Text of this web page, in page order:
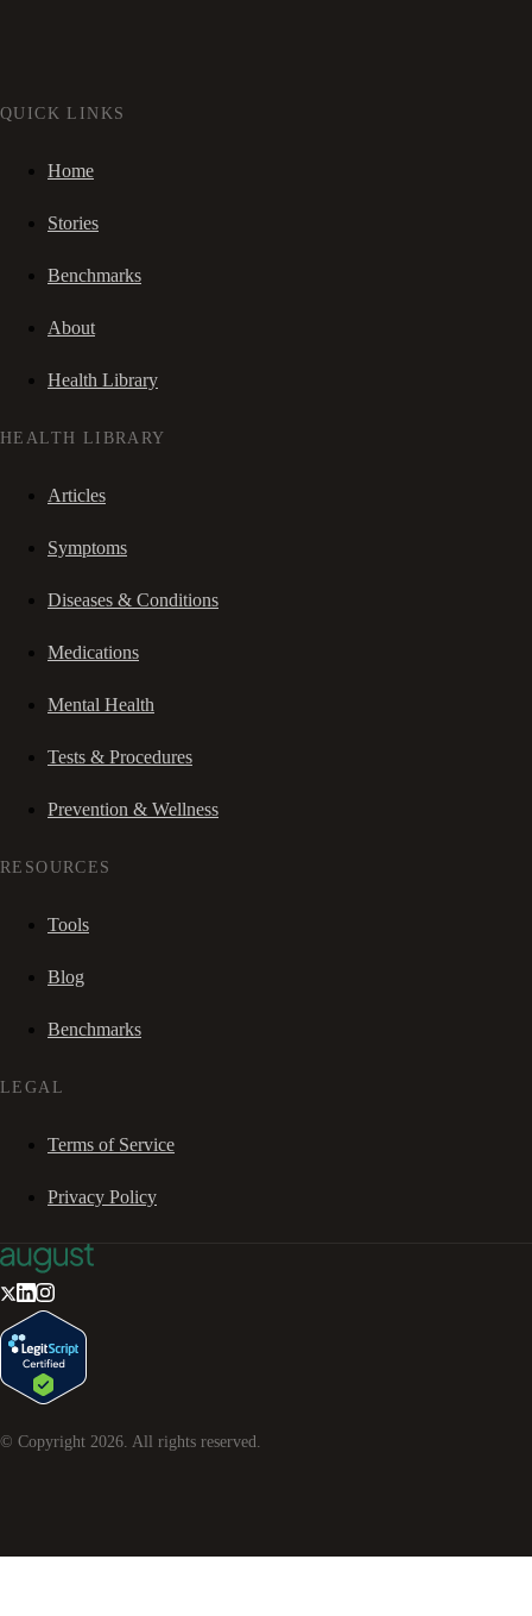
QUICK LINKS
Home
Stories
Benchmarks
About
Health Library
HEALTH LIBRARY
Articles
Symptoms
Diseases & Conditions
Medications
Mental Health
Tests & Procedures
Prevention & Wellness
RESOURCES
Tools
Blog
Benchmarks
LEGAL
Terms of Service
Privacy Policy
© Copyright 2026 . All rights reserved.